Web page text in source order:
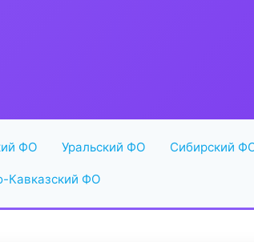
ФО Уральский ФО Сибирский
Кавказский ФО